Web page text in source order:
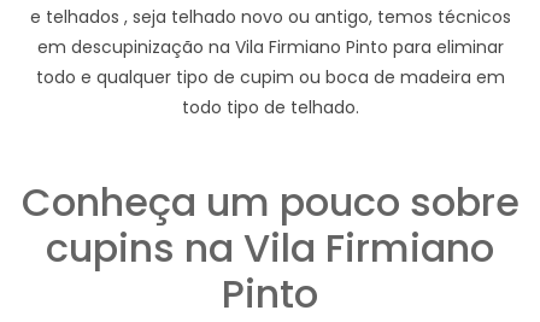
e telhados , seja telhado novo ou antigo, temos técnicos
em descupinização na Vila Firmiano Pinto para eliminar
todo e qualquer tipo de cupim ou boca de madeira em
todo tipo de telhado.
Conheça um pouco sobre
cupins na Vila Firmiano
Pinto